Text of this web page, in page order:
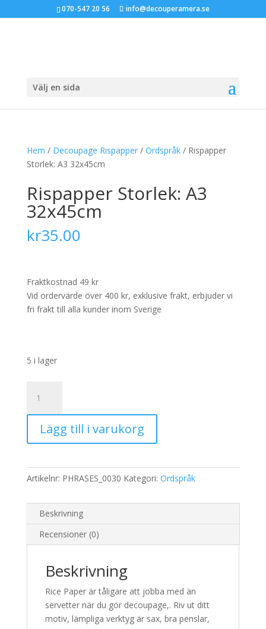
070-547 20 56 info@decouperamera.se
Välj en sida
Hem / Decoupage Rispapper/ Ordspråk/ Rispapper
Storlek: A3 32x45cm
Rispapper Storlek: A3
32x45cm
kr35.00
Fraktkostnad 49 kr
Vid ordervärde över 400 kr, exklusive frakt, erbjuder vi
fri frakt till alla kunder inom Sverige
5 i lager
Storlek:
A3
32x45cm
mängd
Lägg till i varukorg
Artikelnr: PHRASES_0030 Kategori: Ordspråk
Beskrivning
Recensioner (0)
Beskrivning
Rice Paper är tåligare att jobba med än
servetter när du gör decoupage,. Riv ut ditt
motiv, lämpliga verktyg är sax, bra penslar,